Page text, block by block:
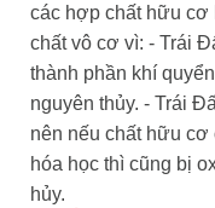
các hợp chất hữu cơ
chất vô cơ vì: - Trái
thành phần khí
nguyên thủy. - Trái
nên nếu chất hữu
hóa học thì cũng bị
hủy.